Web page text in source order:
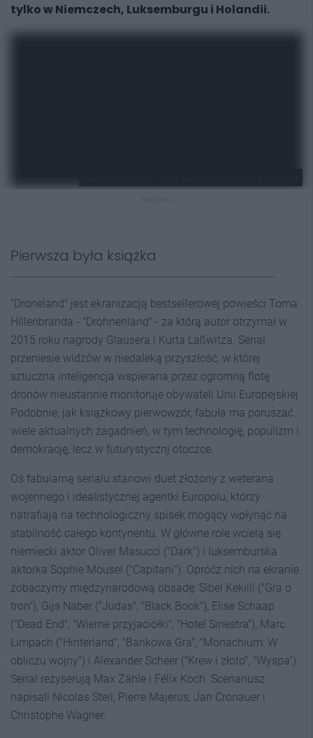
tylko w Niemczech, Luksemburgu i Holandii.
Pierwsza była książka
"Droneland" jest ekranizacją bestsellerowej powieści Toma
Hillenbranda - "Drohnenland" - za którą autor otrzymał w
2015 roku nagrody Glausera i Kurta Laßwitza. Serial
przeniesie widzów w niedaleką przyszłość, w której
sztuczna inteligencja wspierana przez ogromną flotę
dronów nieustannie monitoruje obywateli Unii Europejskiej.
Podobnie, jak książkowy pierwowzór, fabuła ma poruszać
wiele aktualnych zagadnień, w tym technologię, populizm i
demokrację, lecz w futurystycznj otoczce.
Oś fabularną serialu stanowi duet złożony z weterana
wojennego i idealistycznej agentki Europolu, którzy
natrafiają na technologiczny spisek mogący wpłynąć na
stabilność całego kontynentu. W główne role wcielą się
niemiecki aktor Oliver Masucci ("Dark") i luksemburska
aktorka Sophie Mousel ("Capitani"). Opróćz nich na ekranie
zobaczymy międzynarodową obsadę: Sibel Kekilli ("Gra o
tron"), Gijs Naber ("Judas", "Black Book"), Elise Schaap
("Dead End", "Wierne przyjaciółki", "Hotel Sinestra"), Marc
Limpach ("Hinterland", "Bankowa Gra", "Monachium: W
obliczu wojny") i Alexander Scheer ("Krew i złoto", "Wyspa").
Serial reżyserują Max Zähle i Félix Koch. Scenariusz
napisali Nicolas Steil, Pierre Majerus, Jan Cronauer i
Christophe Wagner.